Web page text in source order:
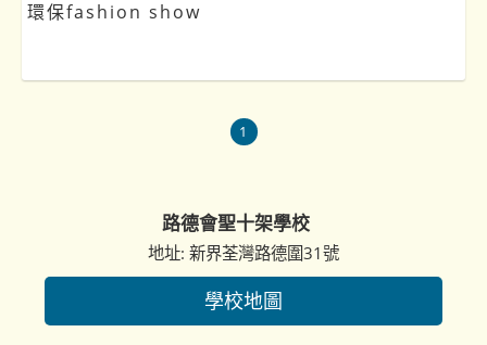
環保fashion show
1
路德會聖十架學校
地址: 新界荃灣路德圍31號
學校地圖